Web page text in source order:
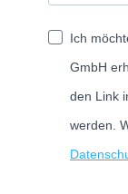
Ich
GmbH
den Link
werden.